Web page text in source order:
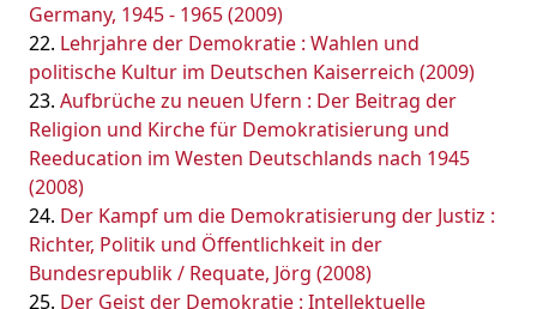
Germany, 1945 - 1965 (2009)
Lehrjahre der Demokratie : Wahlen und
politische Kultur im Deutschen Kaiserreich (2009)
Aufbrüche zu neuen Ufern : Der Beitrag der
Religion und Kirche für Demokratisierung und
Reeducation im Westen Deutschlands nach 1945
(2008)
Der Kampf um die Demokratisierung der Justiz :
Richter, Politik und Öffentlichkeit in der
Bundesrepublik / Requate, Jörg (2008)
Der Geist der Demokratie : Intellektuelle